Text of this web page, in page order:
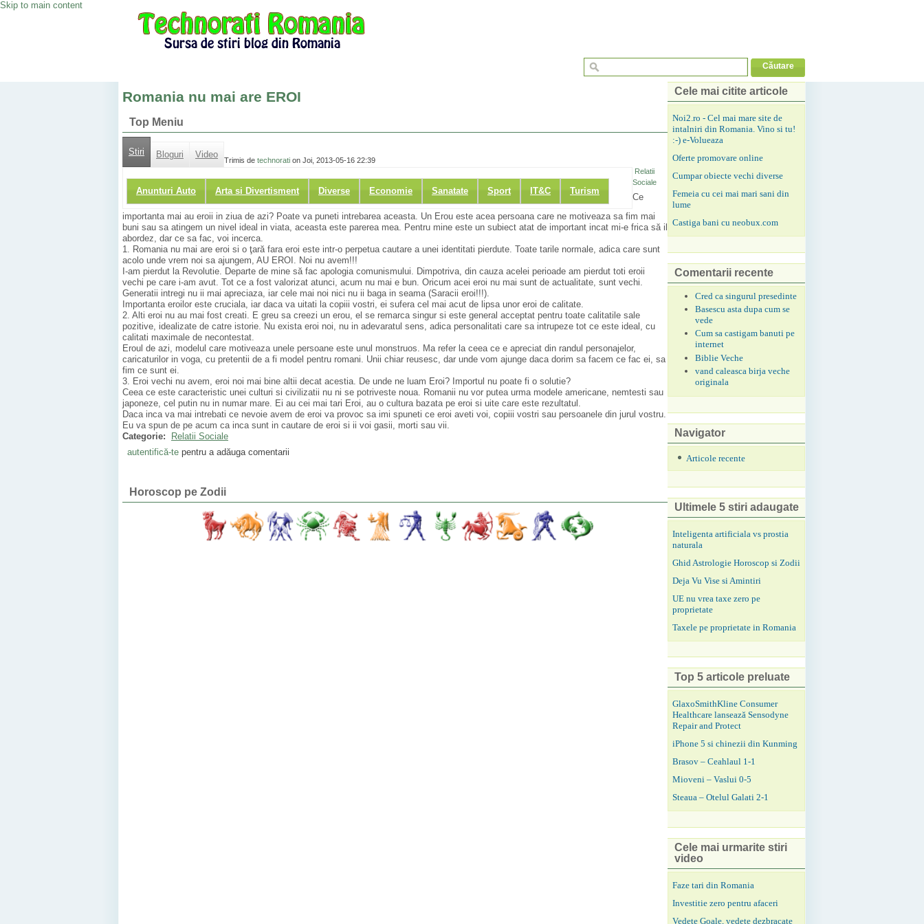
Skip to main content
Romania nu mai are EROI
Top Meniu
Stiri Bloguri Video
Anunturi Auto Arta si Divertisment Diverse Economie Sanatate Sport IT&C Turism
Trimis de technorati on Joi, 2013-05-16 22:39
Relatii
Sociale
Ce
importanta mai au eroii in ziua de azi? Poate va puneti intrebarea aceasta. Un Erou este acea persoana care ne motiveaza sa fim mai
buni sau sa atingem un nivel ideal in viata, aceasta este parerea mea. Pentru mine este un subiect atat de important incat mi-e frica să il
abordez, dar ce sa fac, voi incerca.
1. Romania nu mai are eroi si o ţară fara eroi este intr-o perpetua cautare a unei identitati pierdute. Toate tarile normale, adica care sunt
acolo unde vrem noi sa ajungem, AU EROI. Noi nu avem!!!
I-am pierdut la Revolutie. Departe de mine să fac apologia comunismului. Dimpotriva, din cauza acelei perioade am pierdut toti eroii
vechi pe care i-am avut. Tot ce a fost valorizat atunci, acum nu mai e bun. Oricum acei eroi nu mai sunt de actualitate, sunt vechi.
Generatii intregi nu ii mai apreciaza, iar cele mai noi nici nu ii baga in seama (Saracii eroi!!!).
Importanta eroilor este cruciala, iar daca va uitati la copiii vostri, ei sufera cel mai acut de lipsa unor eroi de calitate.
2. Alti eroi nu au mai fost creati. E greu sa creezi un erou, el se remarca singur si este general acceptat pentru toate calitatile sale
pozitive, idealizate de catre istorie. Nu exista eroi noi, nu in adevaratul sens, adica personalitati care sa intrupeze tot ce este ideal, cu
calitati maximale de necontestat.
Eroul de azi, modelul care motiveaza unele persoane este unul monstruos. Ma refer la ceea ce e apreciat din randul personajelor,
caricaturilor in voga, cu pretentii de a fi model pentru romani. Unii chiar reusesc, dar unde vom ajunge daca dorim sa facem ce fac ei, sa
fim ce sunt ei.
3. Eroi vechi nu avem, eroi noi mai bine altii decat acestia. De unde ne luam Eroi? Importul nu poate fi o solutie?
Ceea ce este caracteristic unei culturi si civilizatii nu ni se potriveste noua. Romanii nu vor putea urma modele americane, nemtesti sau
japoneze, cel putin nu in numar mare. Ei au cei mai tari Eroi, au o cultura bazata pe eroi si uite care este rezultatul.
Daca inca va mai intrebati ce nevoie avem de eroi va provoc sa imi spuneti ce eroi aveti voi, copiii vostri sau persoanele din jurul vostru.
Eu va spun de pe acum ca inca sunt in cautare de eroi si ii voi gasii, morti sau vii.
Categorie:
Relatii Sociale
autentifică-tepentru a adăuga comentarii
Horoscop pe Zodii
Cele mai citite articole
Noi2.ro - Cel mai mare site de
intalniri din Romania. Vino si tu!
:-) e-Volueaza
Oferte promovare online
Cumpar obiecte vechi diverse
Femeia cu cei mai mari sani din
lume
Castiga bani cu neobux.com
Comentarii recente
Cred ca singurul presedinte
Basescu asta dupa cum se
vede
Cum sa castigam banuti pe
internet
Biblie Veche
vand caleasca birja veche
originala
Navigator
Articole recente
Ultimele 5 stiri adaugate
Inteligenta artificiala vs prostia
naturala
Ghid Astrologie Horoscop si Zodii
Deja Vu Vise si Amintiri
UE nu vrea taxe zero pe
proprietate
Taxele pe proprietate in Romania
Top 5 articole preluate
GlaxoSmithKline Consumer
Healthcare lansează Sensodyne
Repair and Protect
iPhone 5 si chinezii din Kunming
Brasov – Ceahlaul 1-1
Mioveni – Vaslui 0-5
Steaua – Otelul Galati 2-1
Cele mai urmarite stiri
video
Faze tari din Romania
Investitie zero pentru afaceri
Vedete Goale, vedete dezbracate